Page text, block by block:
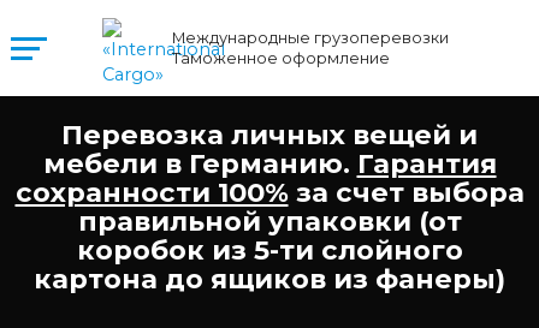
Международные грузоперевозки
Таможенное оформление
Перевозка личных вещей и
мебели в Германию. Гарантия
сохранности 100%за счет выбора
правильной упаковки (от
коробок из 5-ти слойного
картона до ящиков из фанеры)